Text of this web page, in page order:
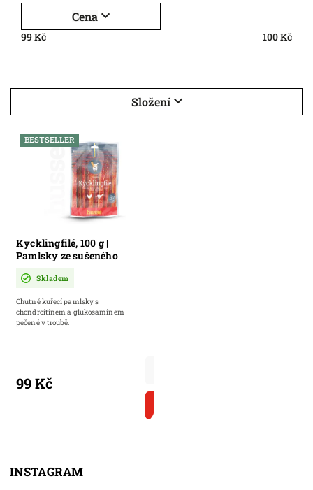
Nejdražší
Nejprodávanější
Cena
99Kč 100Kč
Složení
BESTSELLER
Kycklingfilé, 100 g |
Pamlsky ze sušeného
Skladem
99 Kč
Chutné kuřecí pamlsky s
chondroitinem a glukosaminem
pečené v troubě.
INSTAGRAM